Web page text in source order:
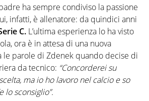
ha sempre condiviso la passione
infatti, è allenatore: da quindici anni
C. L’ultima esperienza lo ha visto
ora è in attesa di una nuova
le parole di Zdenek quando decise di
da tecnico: “Concorderei su
ma io ho lavoro nel calcio e so
lo sconsiglio”.